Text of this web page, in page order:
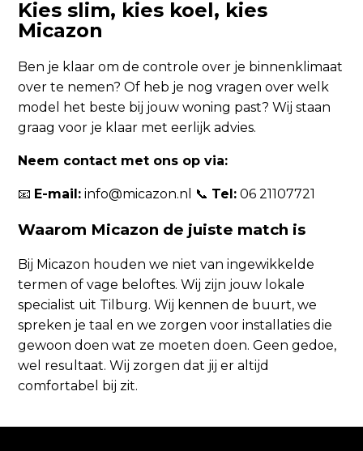
Kies slim, kies koel, kies
Micazon
Ben je klaar om de controle over je binnenklimaat
over te nemen? Of heb je nog vragen over welk
model het beste bij jouw woning past? Wij staan
graag voor je klaar met eerlijk advies.
Neem contact met ons op via:
📧 E-mail:info@micazon.nl 📞 Tel:06 21107721
Waarom Micazon de juiste match is
Bij Micazon houden we niet van ingewikkelde
termen of vage beloftes. Wij zijn jouw lokale
specialist uit Tilburg. Wij kennen de buurt, we
spreken je taal en we zorgen voor installaties die
gewoon doen wat ze moeten doen. Geen gedoe,
wel resultaat. Wij zorgen dat jij er altijd
comfortabel bij zit.